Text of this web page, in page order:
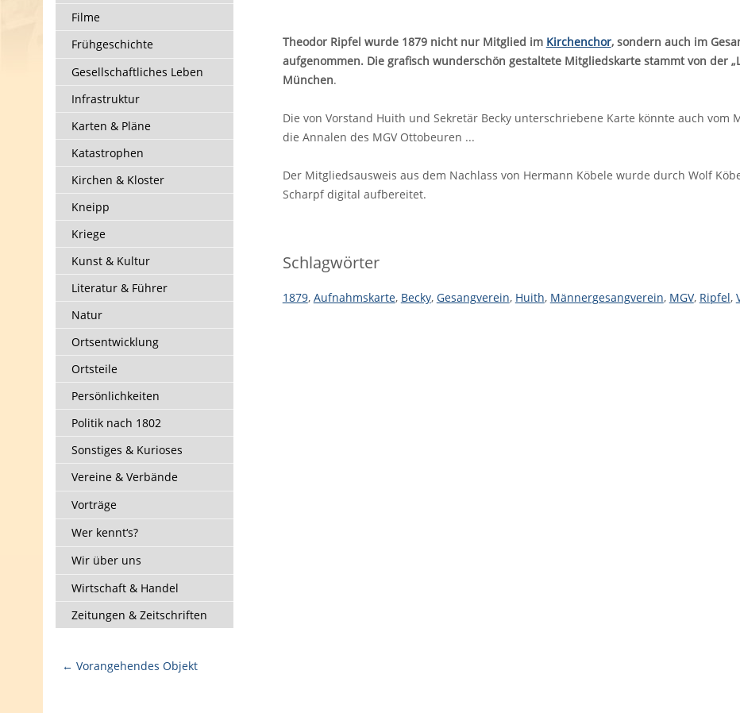
Filme
Frühgeschichte
Gesellschaftliches Leben
Infrastruktur
Karten & Pläne
Katastrophen
Kirchen & Kloster
Kneipp
Kriege
Kunst & Kultur
Literatur & Führer
Natur
Ortsentwicklung
Ortsteile
Persönlichkeiten
Politik nach 1802
Sonstiges & Kurioses
Vereine & Verbände
Vorträge
Wer kennt‘s?
Wir über uns
Wirtschaft & Handel
Zeitungen & Zeitschriften
Theodor Ripfel wurde 1879 nicht nur Mitglied im Kirchenchor, sondern auch im
aufgenommen. Die grafisch wunderschön gestaltete Mitgliedskarte stammt von der
München.
Die von Vorstand Huith und Sekretär Becky unterschriebene Karte könnte auch
die Annalen des MGV Ottobeuren ...
Der Mitgliedsausweis aus dem Nachlass von Hermann Köbele wurde durch Wolf
Scharpf digital aufbereitet.
Schlagwörter
1879, Aufnahmskarte, Becky, Gesangverein, Huith, Männergesangverein, MGV, Ripfel,
← Vorangehendes Objekt